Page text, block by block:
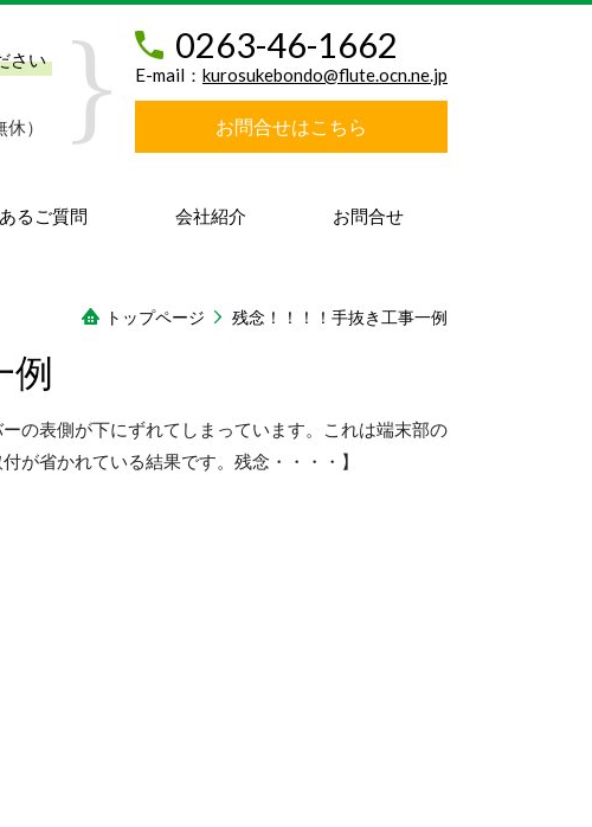
さい
）
0263-46-1662
E-mail： kurosukebondo@flute.ocn.ne.jp
お問合せはこちら
るご質問 会社紹介 お問合せ
トップページ 残念！！！！手抜き工事一例
例
ーの表側が下にずれてしまっています。これは端末部の
が省かれている結果です。残念・・・・】